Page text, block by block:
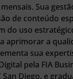
Sua
de conteúdo
do uso
aprimorar a
sua
pela FIA
Diego, e